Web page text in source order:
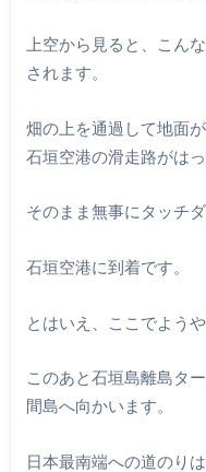
上空から見ると、こん
されます。
畑の上を通過して地面
石垣空港の滑走路がは
そのまま無事にタッチダ
石垣空港に到着です。
とはいえ、ここでよう
このあと石垣島離島タ
間島へ向かいます。
日本最南端への道のり